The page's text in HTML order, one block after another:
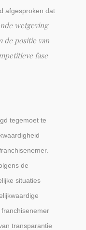
afgesproken dat
wetgeving
de positie van
fase
tegemoet te
de
situaties
transparantie